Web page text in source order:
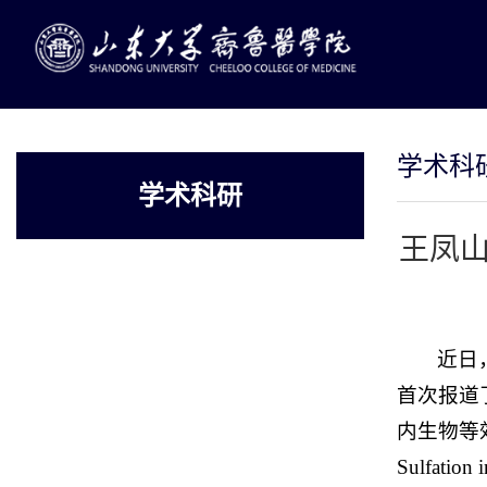
学术科研
学术科
王凤
近日
首次报道
内生物等
Sulfation